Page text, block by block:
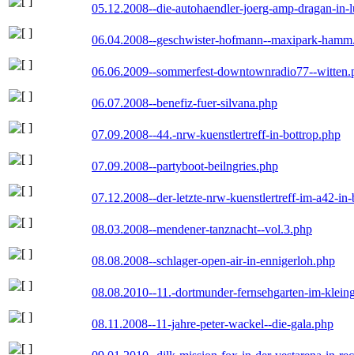
05.12.2008--die-autohaendler-joerg-amp-dragan-in-
06.04.2008--geschwister-hofmann--maxipark-
06.06.2009--sommerfest-downtownradio77--
06.07.2008--benefiz-fuer-silvana.php
07.09.2008--44.-nrw-kuenstlertreff-in-bottrop.php
07.09.2008--partyboot-beilngries.php
07.12.2008--der-letzte-nrw-kuenstlertreff-im-a42-
08.03.2008--mendener-tanznacht--vol.3.php
08.08.2008--schlager-open-air-in-ennigerloh.php
08.08.2010--11.-dortmunder-fernsehgarten-im-
08.11.2008--11-jahre-peter-wackel--die-gala.php